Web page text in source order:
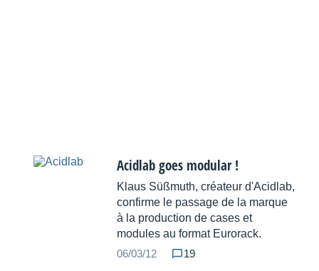
Acidlab goes modular !
Klaus Süßmuth, créateur d'Acidlab,
confirme le passage de la marque
à la production de cases et
modules au format Eurorack.
06/03/12
19